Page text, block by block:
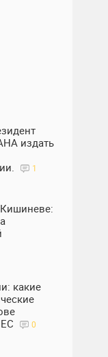
издать
1
какие
0